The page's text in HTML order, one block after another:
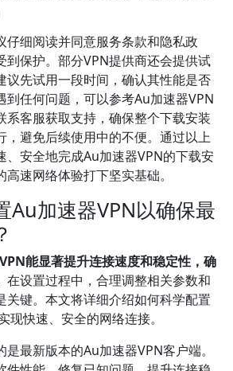
仔细阅读并同意服务条款和隐私政
到保护。部分VPN提供商还会提供试
议先试用一段时间，确认其性能是否
到任何问题，可以参考Au加速器VPN
系客服获取支持，确保整个下载安装
，避免后续使用中的不便。通过以上
、安全地完成Au加速器VPN的下载安
速网络体验打下坚实基础。
Au加速器VPN以确保最
能显著提升连接速度和稳定性，确
在设置过程中，合理调整相关参数和
关键。本文将详细介绍如何科学配置
现快速、安全的网络连接。
最新版本的Au加速器VPN客户端。